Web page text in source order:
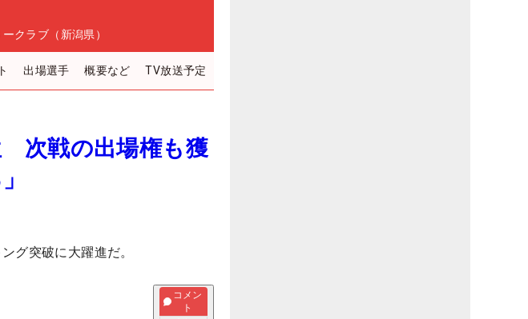
クラブ（新潟県）
出場選手 概要など TV放送予定
次戦の出場権も獲
グ突破に大躍進だ。
コメン
ト